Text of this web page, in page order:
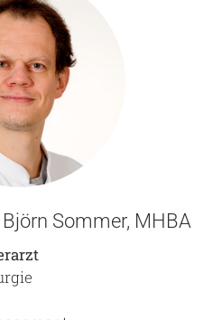
Sommer, MHBA